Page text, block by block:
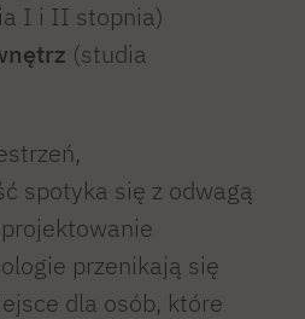
I i II stopnia)
(studia
spotyka się z odwagą
przenikają się
dla osób, które